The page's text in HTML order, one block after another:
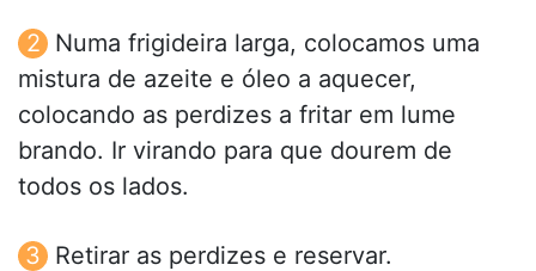
Numa frigideira larga, colocamos uma
mistura de azeite e óleo a aquecer,
colocando as perdizes a fritar em lume
brando. Ir virando para que dourem de
todos os lados.
Retirar as perdizes e reservar.